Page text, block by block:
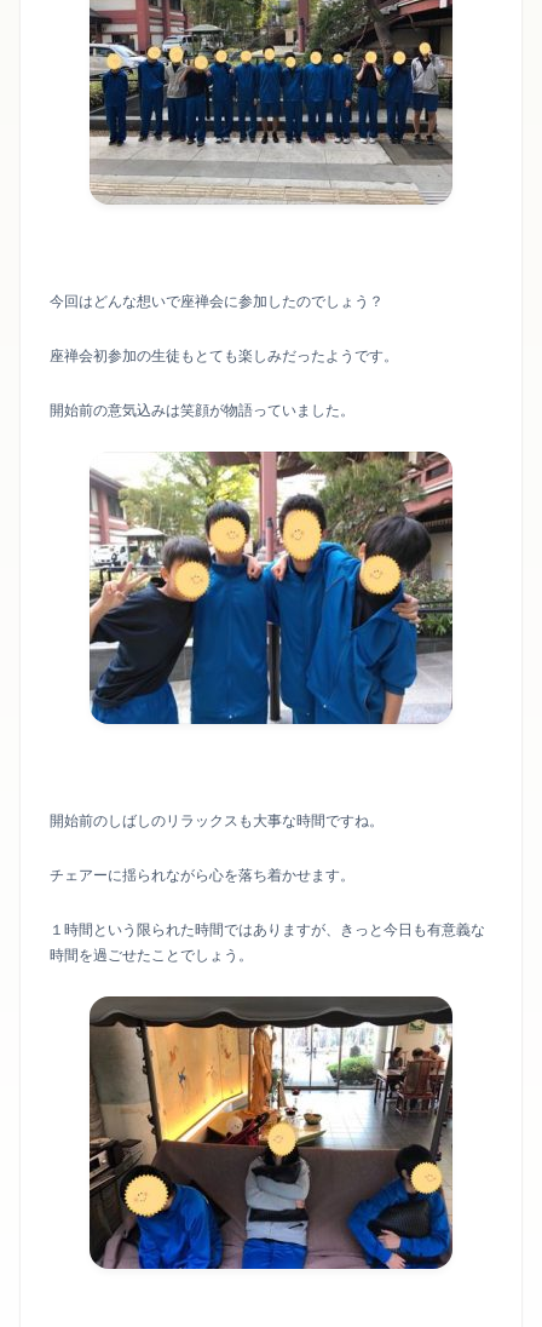
今回はどんな想いで座禅会に参加したのでしょう？
座禅会初参加の生徒もとても楽しみだったようです。
開始前の意気込みは笑顔が物語っていました。
開始前のしばしのリラックスも大事な時間ですね。
チェアーに揺られながら心を落ち着かせます。
１時間という限られた時間ではありますが、きっと今日も有意義な
時間を過ごせたことでしょう。